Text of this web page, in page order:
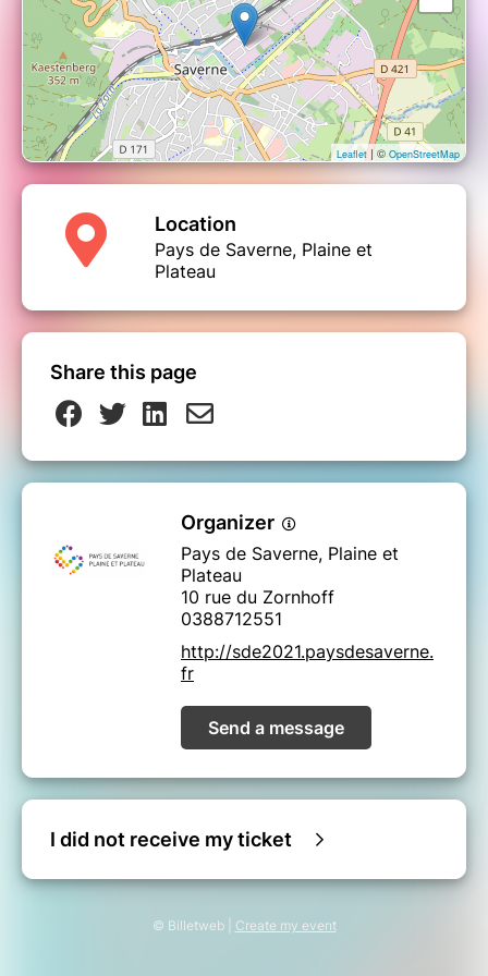
Leaflet| ©OpenStreetMap
Location
Pays de Saverne, Plaine et
Plateau
Share this page
Organizer
Pays de Saverne, Plaine et
Plateau
10 rue du Zornhoff
0388712551
http://sde2021.paysdesaverne.
fr
Send a message
I did not receive my ticket
© Billetweb | Create my event